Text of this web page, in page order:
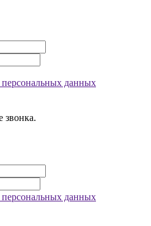
персональных данных
звонка.
персональных данных